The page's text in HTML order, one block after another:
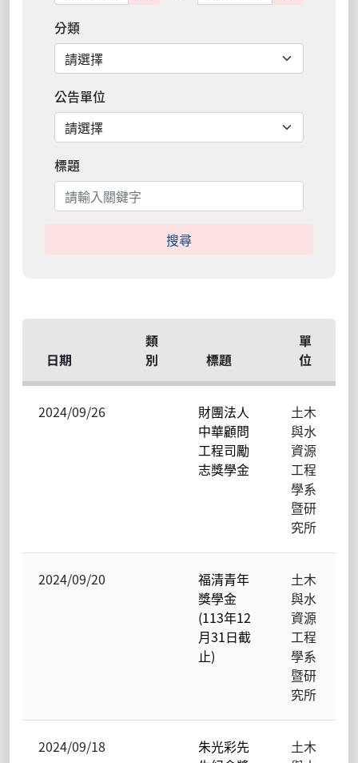
分類
公告單位
標題
日期
類
別
標題
單
位
2024/09/26
財團法人
中華顧問
工程司勵
志獎學金
土木
與水
資源
工程
學系
暨研
究所
2024/09/20
福清青年
獎學金
(113年12
月31日截
止)
土木
與水
資源
工程
學系
暨研
究所
2024/09/18
朱光彩先
土木